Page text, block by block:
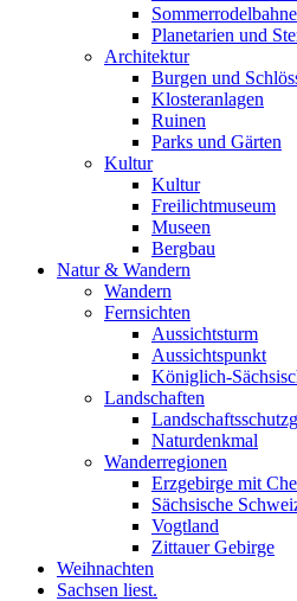
Planetarien und
Architektur
Burgen und
Klosteranlagen
Ruinen
Parks und Gärten
Kultur
Kultur
Freilichtmuseum
Museen
Bergbau
Natur & Wandern
Wandern
Fernsichten
Aussichtsturm
Aussichtspunkt
Königlich-
Landschaften
Naturdenkmal
Wanderregionen
Erzgebirge mit
Sächsische
Vogtland
Zittauer Gebirge
Weihnachten
Sachsen liest.